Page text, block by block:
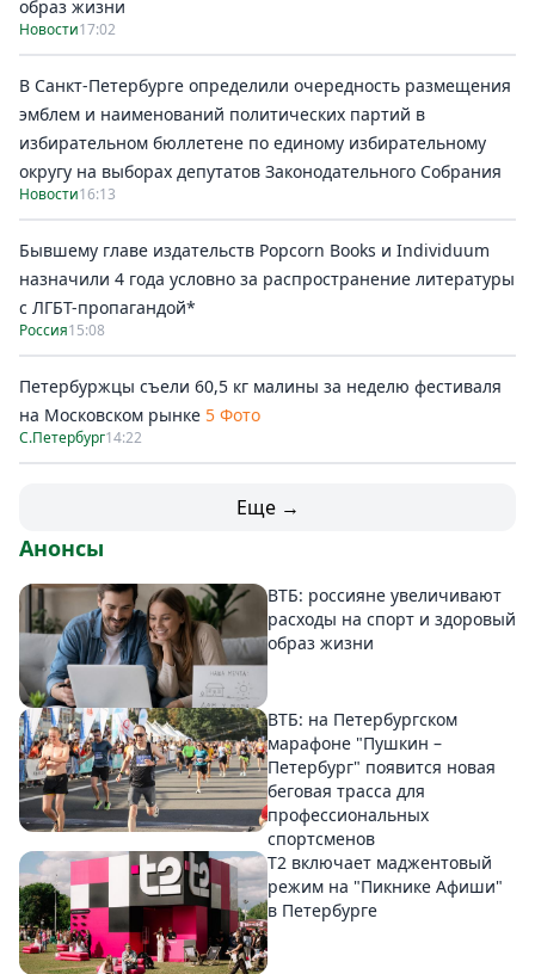
образ жизни
Новости17:02
В Санкт-Петербурге определили очередность размещения
эмблем и наименований политических партий в
избирательном бюллетене по единому избирательному
округу на выборах депутатов Законодательного Собрания
Новости16:13
Бывшему главе издательств Popcorn Books и Individuum
назначили 4 года условно за распространение литературы
с ЛГБТ-пропагандой*
Россия15:08
Петербуржцы съели 60,5 кг малины за неделю фестиваля
на Московском рынке 5 Фото
С.Петербург14:22
Еще →
Анонсы
ВТБ: россияне увеличивают
расходы на спорт и здоровый
образ жизни
ВТБ: на Петербургском
марафоне "Пушкин –
Петербург" появится новая
беговая трасса для
профессиональных
спортсменов
Т2 включает маджентовый
режим на "Пикнике Афиши"
в Петербурге